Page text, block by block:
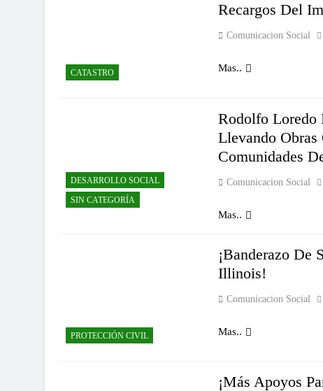
CATASTRO
Recargos Del
Comunicacion Social
Mas..
DESARROLLO SOCIAL
SIN CATEGORÍA
Rodolfo Loredo
Llevando Obras
Comunidades
Comunicacion Social
Mas..
PROTECCIÓN CIVIL
¡Banderazo De
Illinois!
Comunicacion Social
Mas..
¡Más Apoyos